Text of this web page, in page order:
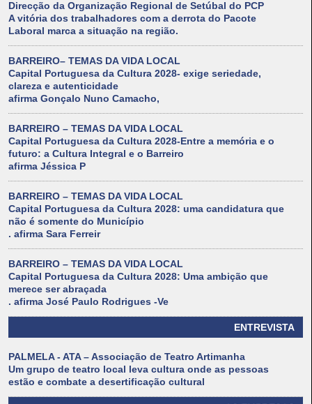
Direcção da Organização Regional de Setúbal do PCP
A vitória dos trabalhadores com a derrota do Pacote
Laboral marca a situação na região.
BARREIRO– TEMAS DA VIDA LOCAL
Capital Portuguesa da Cultura 2028- exige seriedade,
clareza e autenticidade
afirma Gonçalo Nuno Camacho,
BARREIRO – TEMAS DA VIDA LOCAL
Capital Portuguesa da Cultura 2028-Entre a memória e o
futuro: a Cultura Integral e o Barreiro
afirma Jéssica P
BARREIRO – TEMAS DA VIDA LOCAL
Capital Portuguesa da Cultura 2028: uma candidatura que
não é somente do Município
. afirma Sara Ferreir
BARREIRO – TEMAS DA VIDA LOCAL
Capital Portuguesa da Cultura 2028: Uma ambição que
merece ser abraçada
. afirma José Paulo Rodrigues -Ve
ENTREVISTA
PALMELA - ATA – Associação de Teatro Artimanha
Um grupo de teatro local leva cultura onde as pessoas
estão e combate a desertificação cultural